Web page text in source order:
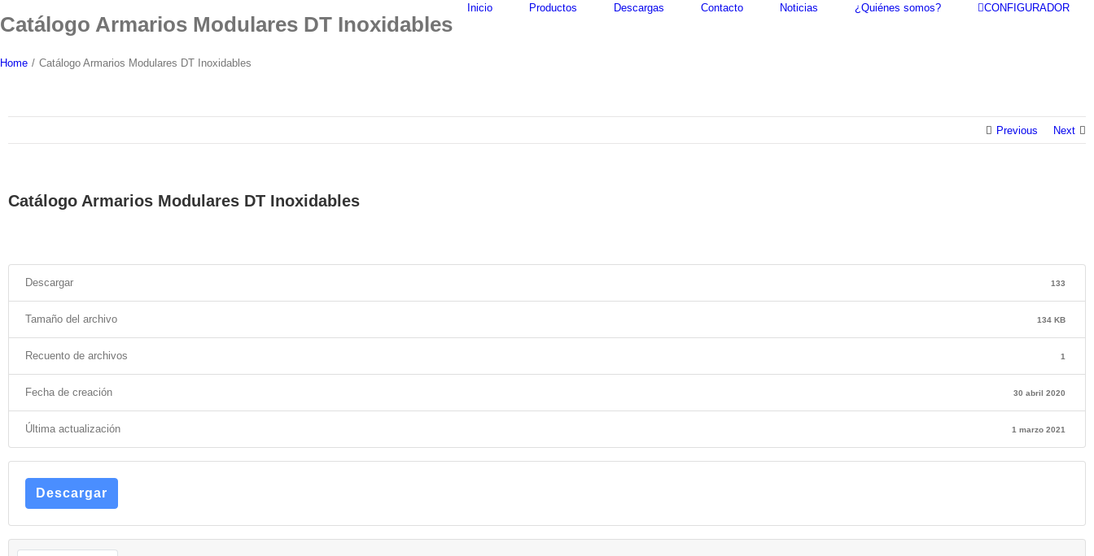
to
Inicio Productos Descargas Contacto Noticias ¿Quiénes somos? CONFIGURADOR
Catálogo Armarios Modulares DT Inoxidables
Home / Catálogo Armarios Modulares DT Inoxidables
Previous Next
Catálogo Armarios Modulares DT Inoxidables
Descargar 133
Tamaño del archivo 134 KB
Recuento de archivos 1
Fecha de creación 30 abril 2020
Última actualización 1 marzo 2021
Descargar